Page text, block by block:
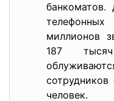
банкоматов.
телефонных
миллионов
187
сотрудников
человек.